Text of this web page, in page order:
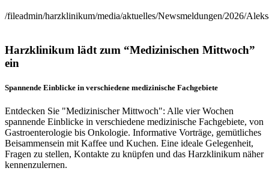
/fileadmin/harzklinikum/media/aktuelles/Newsmeldungen/2026/
Harzklinikum lädt zum “Medizinischen Mittwoch”
ein
Spannende Einblicke in verschiedene medizinische Fachgebiete
Entdecken Sie "Medizinischer Mittwoch": Alle vier Wochen
spannende Einblicke in verschiedene medizinische Fachgebiete, von
Gastroenterologie bis Onkologie. Informative Vorträge, gemütliches
Beisammensein mit Kaffee und Kuchen. Eine ideale Gelegenheit,
Fragen zu stellen, Kontakte zu knüpfen und das Harzklinikum näher
kennenzulernen.